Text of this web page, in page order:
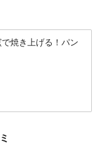
で焼き上げる！パン